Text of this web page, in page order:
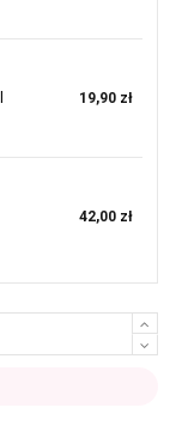
19,90 zł
42,00 zł